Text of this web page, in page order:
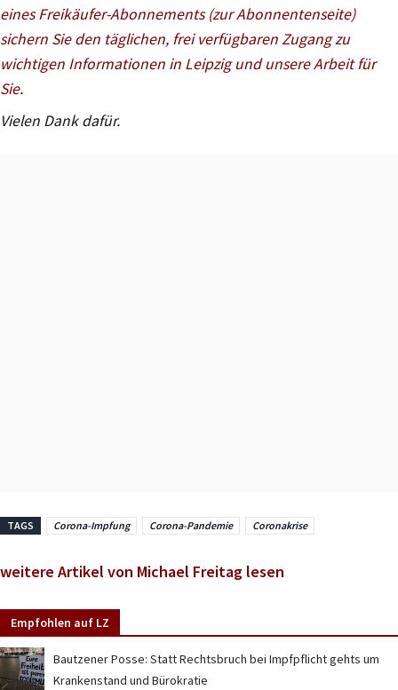
eines Freikäufer-Abonnements (zur Abonnentenseite)
sichern Sie den täglichen, frei verfügbaren Zugang zu
wichtigen Informationen in Leipzig und unsere Arbeit für
Sie.
Vielen Dank dafür.
TAGS Corona-Impfung Corona-Pandemie Coronakrise
weitere Artikel von Michael Freitag lesen
Empfohlen auf LZ
Bautzener Posse: Statt Rechtsbruch bei Impfpflicht gehts um
Krankenstand und Bürokratie